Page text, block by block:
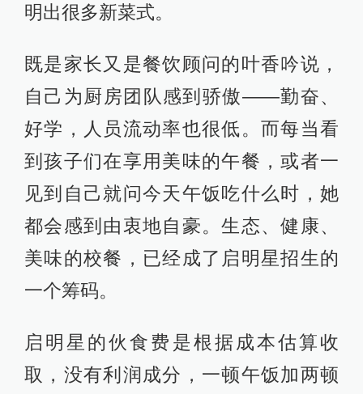
明出很多新菜式。
既是家长又是餐饮顾问的叶香吟说，
自己为厨房团队感到骄傲——勤奋、
好学，人员流动率也很低。而每当看
到孩子们在享用美味的午餐，或者一
见到自己就问今天午饭吃什么时，她
都会感到由衷地自豪。生态、健康、
美味的校餐，已经成了启明星招生的
一个筹码。
启明星的伙食费是根据成本估算收
取，没有利润成分，一顿午饭加两顿